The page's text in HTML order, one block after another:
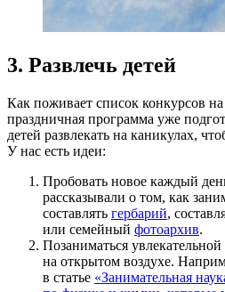
3. Развлечь детей
Как поживает список конкурсов
праздничная программа уже
детей развлекать на каникулах,
У нас есть идеи:
Пробовать новое каждый
рассказывали о том, как
составлять гербарий,
или семейный фотоархив.
Позаниматься
на открытом воздухе.
в статье «Занимательная